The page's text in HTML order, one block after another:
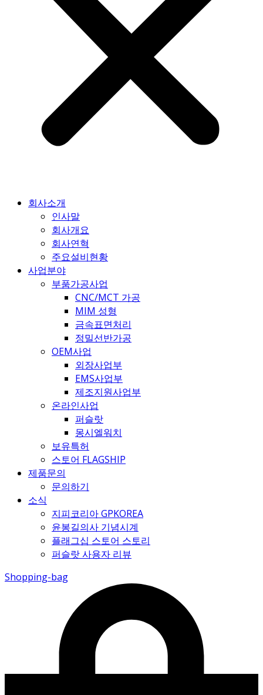
회사소개
인사말
회사개요
회사연혁
주요설비현황
사업분야
부품가공사업
CNC/MCT 가공
MIM 성형
금속표면처리
정밀선반가공
OEM사업
외장사업부
EMS사업부
제조지원사업부
온라인사업
퍼슬랏
몽시엘워치
보유특허
스토어 FLAGSHIP
제품문의
문의하기
소식
지피코리아 GPKOREA
윤봉길의사 기념시계
플래그십 스토어 스토리
퍼슬랏 사용자 리뷰
Shopping-bag